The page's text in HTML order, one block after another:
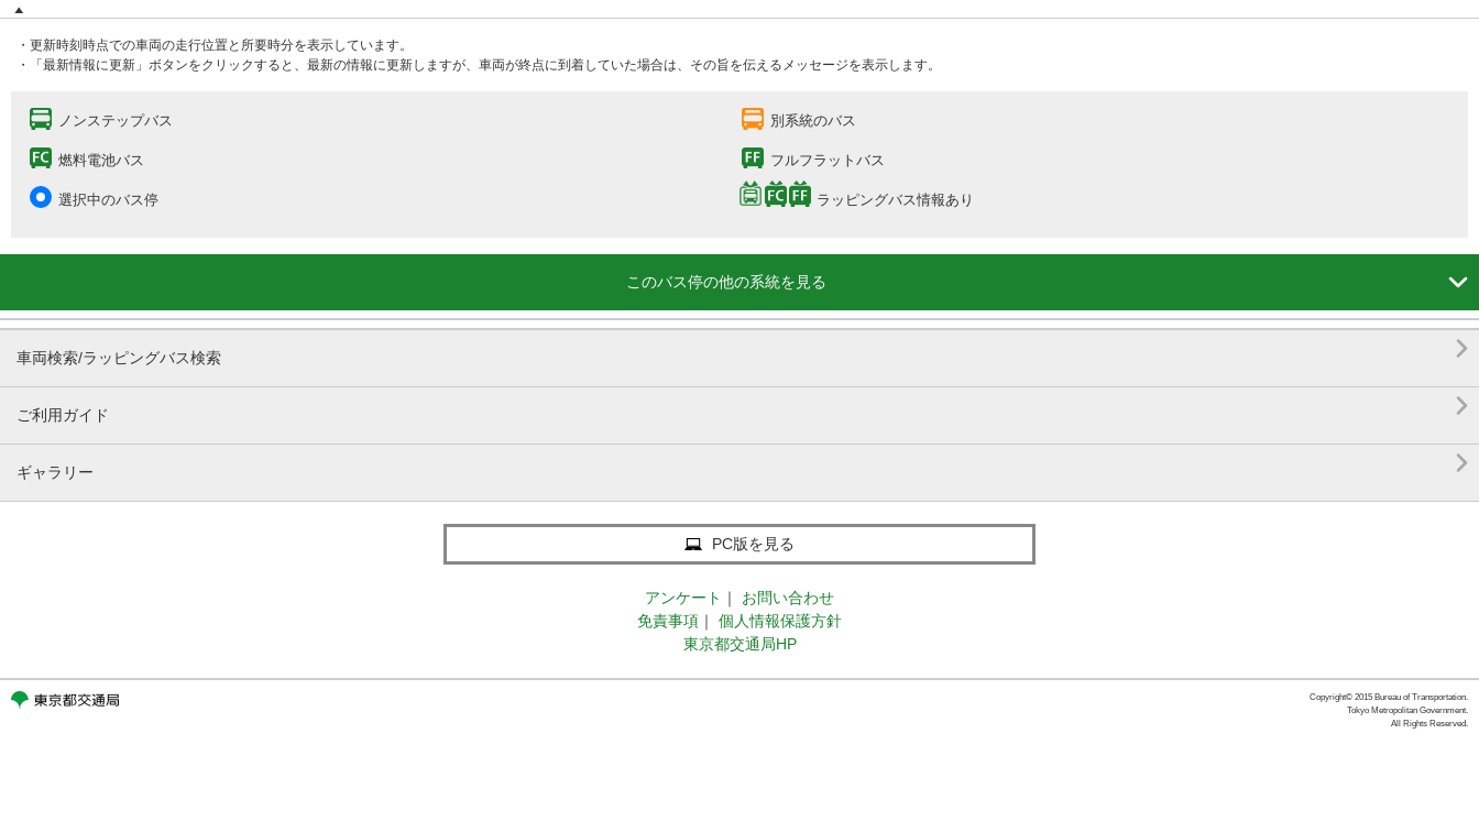
・更新時刻時点での車両の走行位置と所要時分を表示しています。
・「最新情報に更新」ボタンをクリックすると、最新の情報に更新しますが、車両が終点に到着していた場合は、その旨を伝えるメッセージを表示します。
ノンステップバス 別系統のバス
燃料電池バス フルフラットバス
選択中のバス停 ラッピングバス情報あり
このバス停の他の系統を見る 
車両検索/ラッピングバス検索 
ご利用ガイド 
ギャラリー 
PC版を見る
アンケート ｜
お問い合わせ
免責事項 ｜
個人情報保護方針
東京都交通局HP
Copyright© 2015 Bureau of Transportation.
Tokyo Metropolitan Government.
All Rights Reserved.